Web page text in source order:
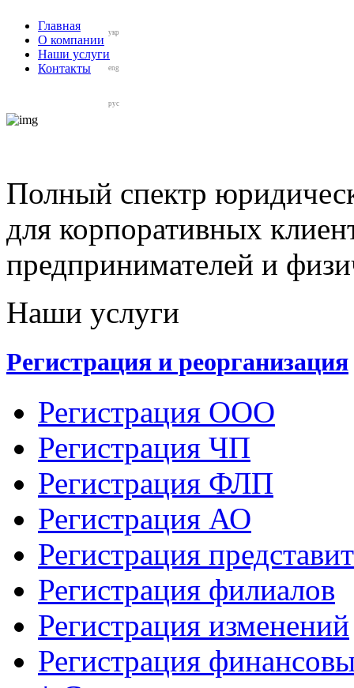
Главная
О компании
Наши услуги
Контакты
укр
eng
рус
Полный спектр
для корпоративных
предпринимателей и
Наши услуги
Регистрация и реорганизация
Регистрация ООО
Регистрация ЧП
Регистрация ФЛП
Регистрация АО
Регистрация
Регистрация филиалов
Регистрация изменений
Регистрация